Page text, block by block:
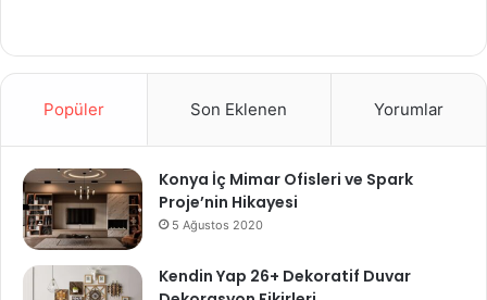
Popüler Son Eklenen Yorumlar
Konya İç Mimar Ofisleri ve Spark
Proje’nin Hikayesi
5 Ağustos 2020
Kendin Yap 26+ Dekoratif Duvar